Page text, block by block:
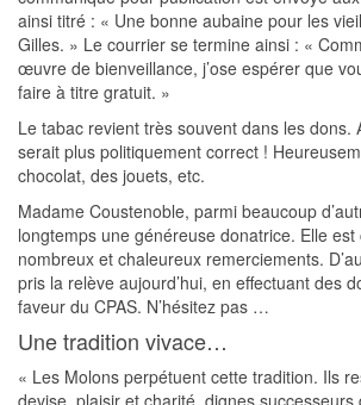
ainsi titré : « Une bonne aubaine pour les
Gilles. » Le courrier se termine ainsi : «
œuvre de bienveillance, j’ose espérer que
faire à titre gratuit. »
Le tabac revient très souvent dans les dons.
serait plus politiquement correct !
chocolat, des jouets, etc.
Madame Coustenoble, parmi beaucoup
longtemps une généreuse donatrice. Elle
nombreux et chaleureux remerciements.
pris la relève aujourd’hui, en effectuant des
faveur du CPAS. N’hésitez pas …
Une tradition vivace…
« Les Molons perpétuent cette tradition. Ils
devise, plaisir et charité, dignes successeurs